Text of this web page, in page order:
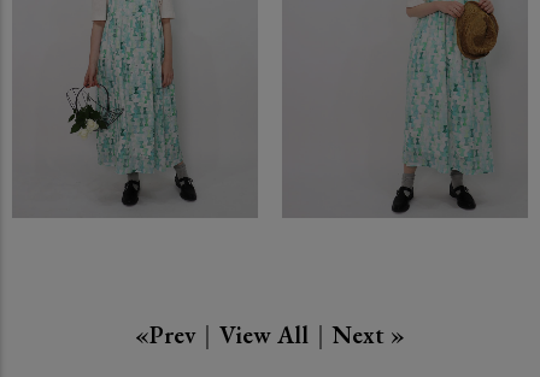
«Prev｜ View All ｜Next »